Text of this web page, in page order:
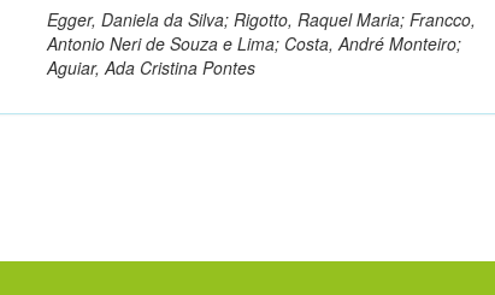
Egger, Daniela da Silva; Rigotto, Raquel Maria; Francco,
Antonio Neri de Souza e Lima; Costa, André Monteiro;
Aguiar, Ada Cristina Pontes